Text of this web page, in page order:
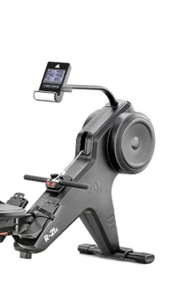
d’achat sécurisée
équipement conçu
durer.